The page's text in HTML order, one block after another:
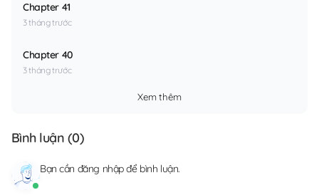
Chapter 41
3 tháng trước
Chapter 40
3 tháng trước
Xem thêm
Bình luận (0)
Bạn cần đăng nhậpđể bình luận.